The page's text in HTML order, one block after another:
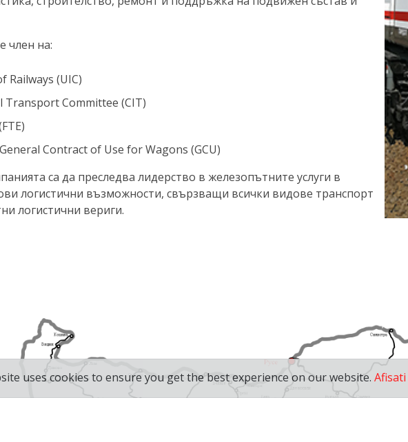
член на:
(UIC)
Transport Committee (CIT)
Contract of Use for Wagons (GCU)
са да преследва лидерство в железопътните услуги в
логистични възможности, свързващи всички видове транспорт
логистични вериги.
uses cookies to ensure you get the best experience on our website.